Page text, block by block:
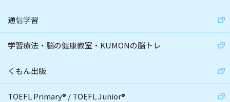
通信学習
学習療法・脳の健康教室・KUMONの脳トレ
くもん出版
TOEFL Primary® /TOEFL Junior®